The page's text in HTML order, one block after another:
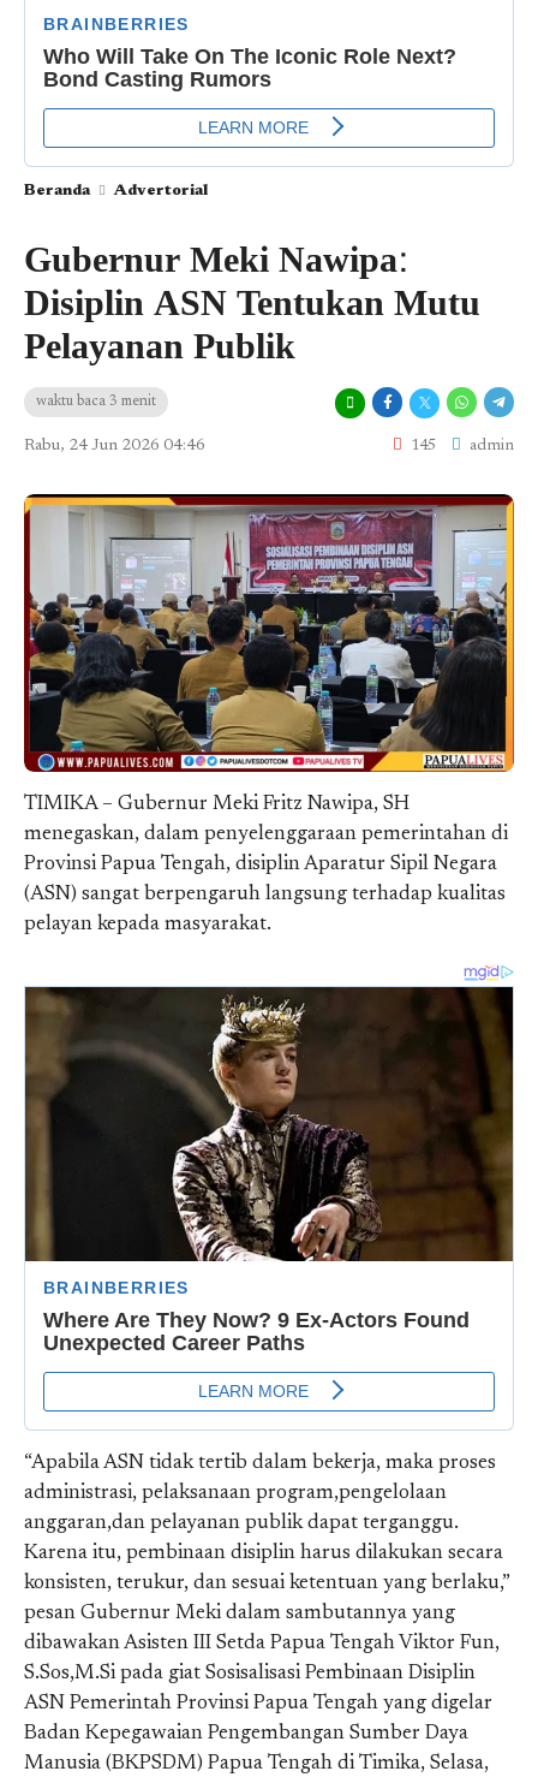
Beranda Advertorial
Gubernur Meki Nawipa:
Disiplin ASN Tentukan Mutu
Pelayanan Publik
waktu baca 3 menit
Rabu, 24 Jun 2026 04:46 145 admin
TIMIKA – Gubernur Meki Fritz Nawipa, SH
menegaskan, dalam penyelenggaraan pemerintahan di
Provinsi Papua Tengah, disiplin Aparatur Sipil Negara
(ASN) sangat berpengaruh langsung terhadap kualitas
pelayan kepada masyarakat.
“Apabila ASN tidak tertib dalam bekerja, maka proses
administrasi, pelaksanaan program,pengelolaan
anggaran,dan pelayanan publik dapat terganggu.
Karena itu, pembinaan disiplin harus dilakukan secara
konsisten, terukur, dan sesuai ketentuan yang berlaku,”
pesan Gubernur Meki dalam sambutannya yang
dibawakan Asisten III Setda Papua Tengah Viktor Fun,
S.Sos,M.Si pada giat Sosisalisasi Pembinaan Disiplin
ASN Pemerintah Provinsi Papua Tengah yang digelar
Badan Kepegawaian Pengembangan Sumber Daya
Manusia (BKPSDM) Papua Tengah di Timika, Selasa,